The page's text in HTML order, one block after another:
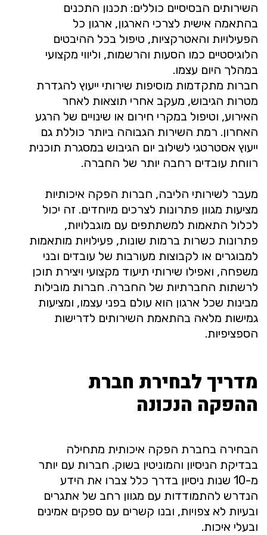
השירותים הבסיסיים כוללים: תכנון התכנים
בהתאמה אישית לצרכי הארגון, ארגון כל
הפעילויות והאטרקציות, טיפול בכל ההיבטים
הלוגיסטיים כמו הסעות והרשמות, וליווי מקצועי
במהלך היום עצמו.
חברות מתקדמות מוסיפות שירותי ייעוץ להגדרת
מטרות הגיבוש, מעקב אחרי תוצאות לאחר
האירוע, וטיפול במקרי חירום או שינויים של הרגע
האחרון. רמת השירות הגבוהה ביותר כוללת גם
ייעוץ אסטרטגי לשילוב יום הגיבוש במסגרת תוכנית
רווחת עובדים רחבה יותר של החברה.
מעבר לשירותי הליבה, חברות הפקה איכותיות
מציעות מגוון פתרונות לצרכים מיוחדים. זה יכול
לכלול התאמות למשתתפים עם מוגבלויות,
פתרונות כשרות ברמות שונות, פעילויות מותאמות
למבוגרים או לקבוצות מעורבות של עובדים ובני
משפחה, ואפילו שירותי תיעוד מקצועי ויצירת תוכן
לרשתות החברתיות של החברה. חברות מובילות
מבינות שכל ארגון הוא עולם בפני עצמו, ומציעות
גמישות מלאה בהתאמת השירותים לדרישות
הספציפיות.
מדריך לבחירת חברת
ההפקה הנכונה
הבחירה בחברת הפקה איכותית מתחילה
בבדיקת הניסיון והמוניטין בשוק. חברות עם יותר
מ-10 שנות ניסיון בדרך כלל צברו את הידע
הנדרש להתמודדות עם מגוון רחב של אתגרים
ובעיות לא צפויות, ובנו קשרים עם ספקים אמינים
ובעלי איכות.